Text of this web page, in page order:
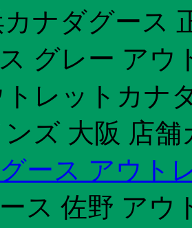
ナダグース
グレー アウ
トレットカナ
ズ 大阪 店
ース アウト
ス 佐野 アウ